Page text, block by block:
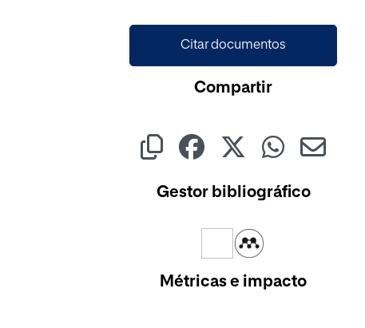
Citar documentos
Compartir
Gestor bibliográfico
Métricas e impacto